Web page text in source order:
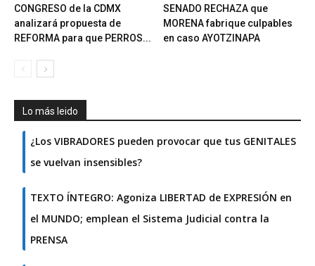
CONGRESO de la CDMX
analizará propuesta de
REFORMA para que PERROS...
SENADO RECHAZA que
MORENA fabrique culpables
en caso AYOTZINAPA
Lo más leido
¿Los VIBRADORES pueden provocar que tus GENITALES
se vuelvan insensibles?
TEXTO ÍNTEGRO: Agoniza LIBERTAD de EXPRESIÓN en
el MUNDO; emplean el Sistema Judicial contra la
PRENSA